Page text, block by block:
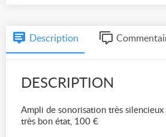
Description
DESCRIPTION
Ampli de sonorisation très
très bon état, 100 €